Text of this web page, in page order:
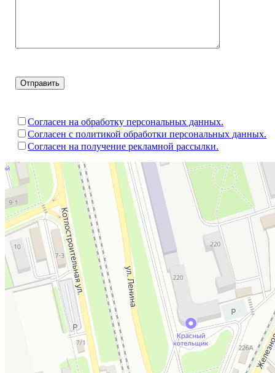
Согласен на обработку персональных данных.
Согласен с политикой обработки персональных данных.
Согласен на получение рекламной рассылки.